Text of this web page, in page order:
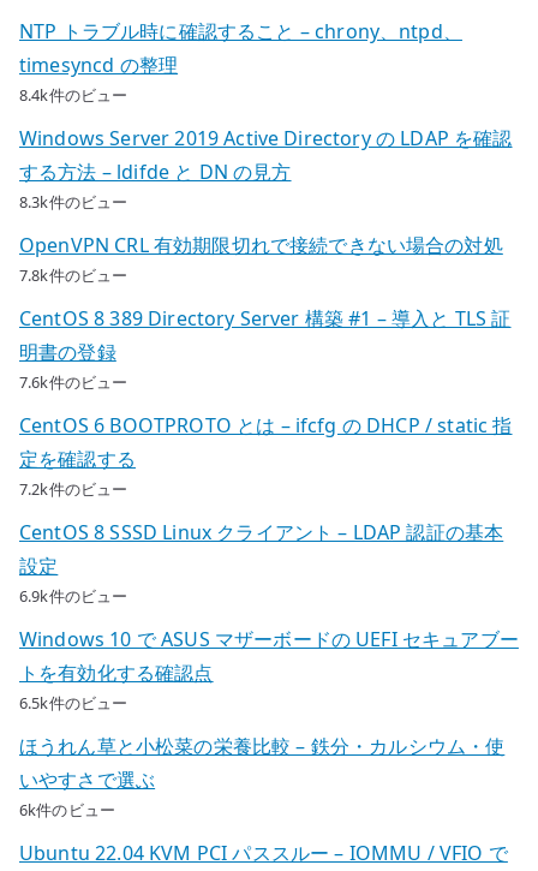
NTP トラブル時に確認すること – chrony、ntpd、
timesyncd の整理
8.4k件のビュー
Windows Server 2019 Active Directory の LDAP を確認
する方法 – ldifde と DN の見方
8.3k件のビュー
OpenVPN CRL 有効期限切れで接続できない場合の対処
7.8k件のビュー
CentOS 8 389 Directory Server 構築 #1 – 導入と TLS 証
明書の登録
7.6k件のビュー
CentOS 6 BOOTPROTO とは – ifcfg の DHCP / static 指
定を確認する
7.2k件のビュー
CentOS 8 SSSD Linux クライアント – LDAP 認証の基本
設定
6.9k件のビュー
Windows 10 で ASUS マザーボードの UEFI セキュアブー
トを有効化する確認点
6.5k件のビュー
ほうれん草と小松菜の栄養比較 – 鉄分・カルシウム・使
いやすさで選ぶ
6k件のビュー
Ubuntu 22.04 KVM PCI パススルー – IOMMU / VFIO で